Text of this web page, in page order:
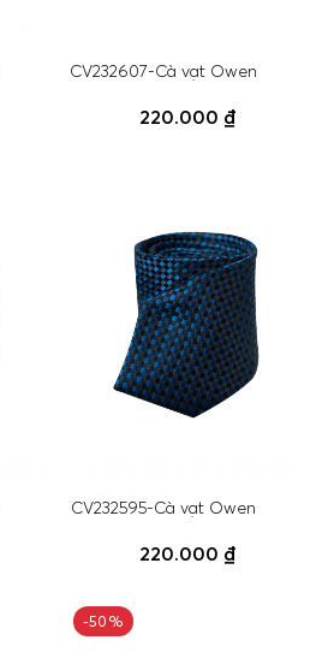
CV232607-Cà vạt Owen
220.000 ₫
CV232595-Cà vạt Owen
220.000 ₫
-50%